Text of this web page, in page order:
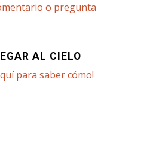
o pregunta
AL CIELO
para saber cómo!